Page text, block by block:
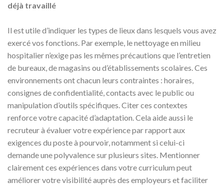
déjà travaillé
Il est utile d’indiquer les types de lieux dans lesquels vous avez
exercé vos fonctions. Par exemple, le nettoyage en milieu
hospitalier n’exige pas les mêmes précautions que l’entretien
de bureaux, de magasins ou d’établissements scolaires. Ces
environnements ont chacun leurs contraintes : horaires,
consignes de confidentialité, contacts avec le public ou
manipulation d’outils spécifiques. Citer ces contextes
renforce votre capacité d’adaptation. Cela aide aussi le
recruteur à évaluer votre expérience par rapport aux
exigences du poste à pourvoir, notamment si celui-ci
demande une polyvalence sur plusieurs sites. Mentionner
clairement ces expériences dans votre curriculum peut
améliorer votre visibilité auprès des employeurs et faciliter